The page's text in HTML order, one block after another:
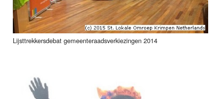
Lijsttrekkersdebat gemeenteraadsverkiezingen 2014